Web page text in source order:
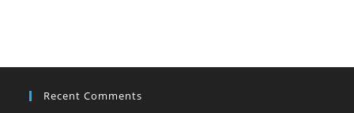
tab
Recent Comments